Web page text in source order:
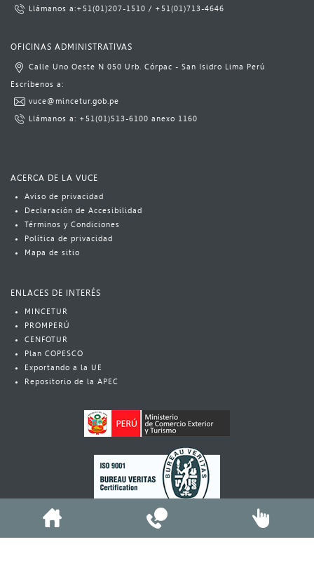
L​lámanos a:​+51(01)​207-1510 ​​ / ​ +51(01)713-4646​​​​
OFICINAS ADMINISTRATIVAS
Calle Uno Oeste N 050 Urb. Córpac - San Isidro Lima Perú​
​Escrí​benos a:​​​
vuce@mincetur.gob.pe​
Llámanos a: ​ +51(01)513-6100 ​ anexo 1160​
ACERCA DE LA VUCE
Aviso​​​ de privacidad
Declaración de Accesibilidad
Términos y Condiciones
Política​​ de privacidad
Mapa de sitio
ENLACES DE INTERÉS
MINCETUR
PROMPERÚ
CENFOTUR
Plan COPESCO​
Exportando a la UE
Repositorio de la APEC​